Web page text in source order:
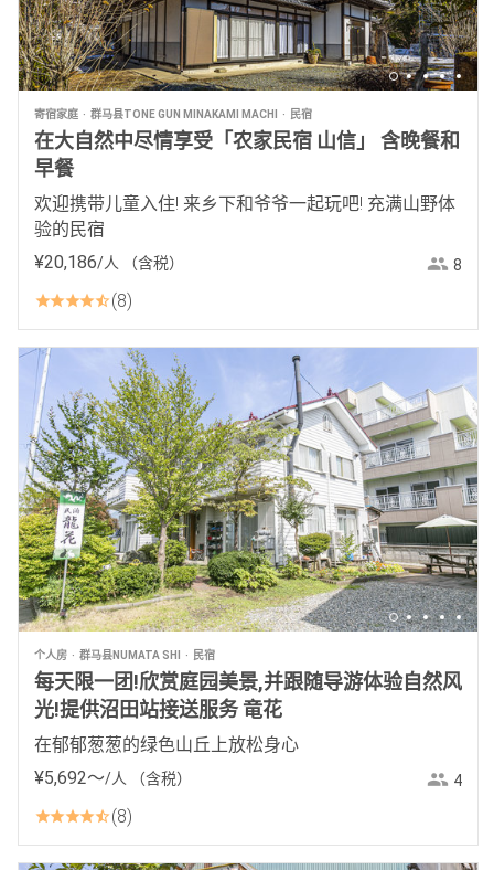
寄宿家庭 群马县TONE GUN MINAKAMI MACHI 民宿
在大自然中尽情享受「农家民宿 山信」 含晚餐和
早餐
欢迎携带儿童入住! 来乡下和爷爷一起玩吧! 充满山野体
验的民宿
¥20,186/人 （含税） 8
8
个人房 群马县NUMATA SHI 民宿
每天限一团!欣赏庭园美景,并跟随导游体验自然风
光!提供沼田站接送服务 竜花
在郁郁葱葱的绿色山丘上放松身心
¥5,692〜/人 （含税） 4
8